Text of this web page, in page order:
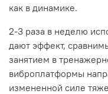
как в динамике.
2-3 раза в неделю
дают эффект,
занятием в
виброплатформы
измененной силе